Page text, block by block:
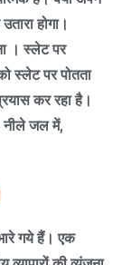
होगा।
। स्लेट पर
स्लेट पर पोतता
कर रहा है।
नीले जल में,
गये हैं। एक